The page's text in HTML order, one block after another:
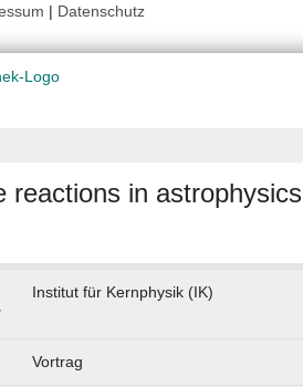
| Datenschutz
reactions in astrophysics
Institut für Kernphysik (IK)
Vortrag